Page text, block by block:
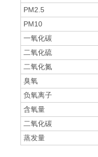
PM2.5
PM10
一氧化碳
二氧化硫
二氧化氮
臭氧
负氧离子
含氧量
二氧化碳
蒸发量